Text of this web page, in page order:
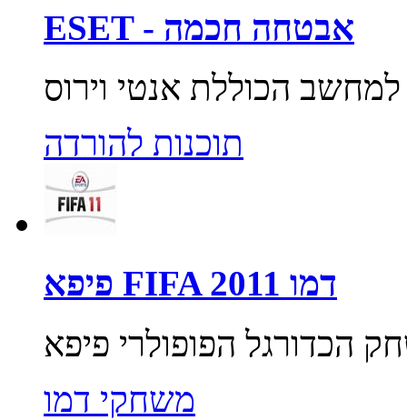
ESET - אבטחה חכמה
תוכנות להורדה
פיפא FIFA 2011 דמו
משחקי דמו